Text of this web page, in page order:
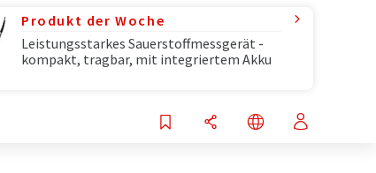
Produkt der Woche
Leistungsstarkes Sauerstoffmessgerät -
kompakt, tragbar, mit integriertem Akku